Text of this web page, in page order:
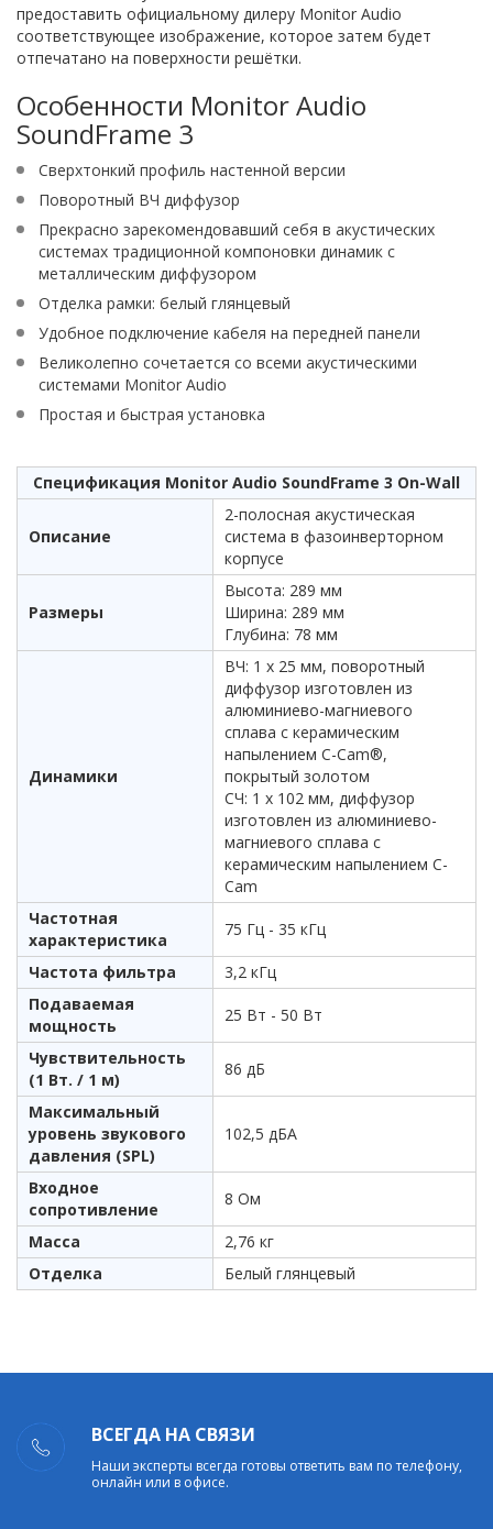
предоставить официальному дилеру Monitor Audio
соответствующее изображение, которое затем будет
отпечатано на поверхности решётки.
Особенности Monitor Audio
SoundFrame 3
Сверхтонкий профиль настенной версии
Поворотный ВЧ диффузор
Прекрасно зарекомендовавший себя в акустических
системах традиционной компоновки динамик с
металлическим диффузором
Отделка рамки: белый глянцевый
Удобное подключение кабеля на передней панели
Великолепно сочетается со всеми акустическими
системами Monitor Audio
Простая и быстрая установка
Спецификация Monitor Audio SoundFrame 3 On-Wall
Описание
2-полосная акустическая
система в фазоинверторном
корпусе
Размеры
Высота: 289 мм
Ширина: 289 мм
Глубина: 78 мм
Динамики
ВЧ: 1 х 25 мм, поворотный
диффузор изготовлен из
алюминиево-магниевого
сплава с керамическим
напылением C-Cam®,
покрытый золотом
СЧ: 1 х 102 мм, диффузор
изготовлен из алюминиево-
магниевого сплава с
керамическим напылением C-
Cam
Частотная
характеристика
75 Гц - 35 кГц
Частота фильтра
3,2 кГц
Подаваемая
мощность
25 Вт - 50 Вт
Чувствительность
(1 Вт. / 1 м)
86 дБ
Максимальный
уровень звукового
давления (SPL)
102,5 дБА
Входное
сопротивление
8 Ом
Масса
2,76 кг
Отделка
Белый глянцевый
ВСЕГДА НА СВЯЗИ
Наши эксперты всегда готовы ответить вам по телефону,
онлайн или в офисе.